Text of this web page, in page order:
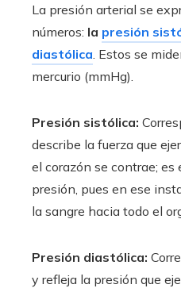
La presión arterial se
números: la presión
diastólica . Estos se
mercurio (mmHg).
Presión sistólica:
describe la fuerza que
el corazón se contrae; es
presión, pues en ese
la sangre hacia todo el
Presión diastólica:
y refleja la presión que